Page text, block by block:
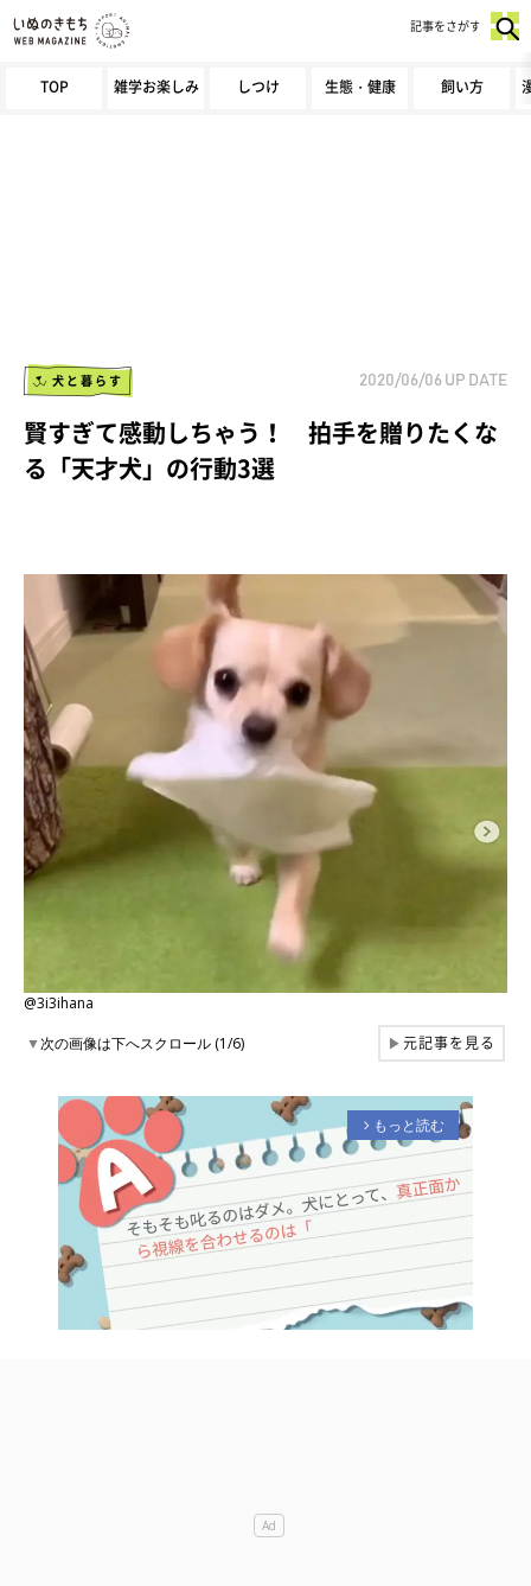
TOP 雑学お楽しみ しつけ 生態・健康 飼い方
記事をさがす
犬と暮らす 2020/06/06 UP DATE
賢すぎて感動しちゃう！ 拍手を贈りたくな
る「天才犬」の行動3選
@3i3ihana
▼次の画像は下へスクロール (1/6) ▶元記事を見る
arrow_forward_ios もっと読む